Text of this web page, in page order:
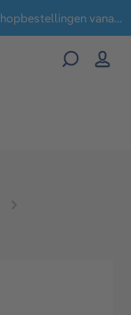
Geen administratie- en verzendkosten voor webshopbestellingen vanaf € 100,-.